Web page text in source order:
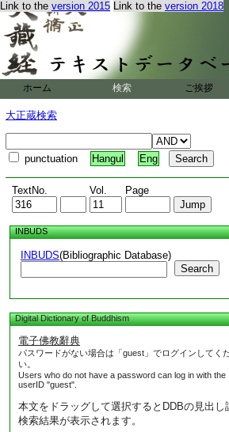
Link to the version 2015 Link to the version 2018
ホーム 検索 ご挨拶
大正蔵検索
punctuation Hangul Eng
TextNo. Vol. Page
INBUDS
INBUDS(Bibliographic Database)
Search
Digital Dictionary of Buddhism
電子佛教辭典
パスワードがない場合は「guest」でログインしてく
い。
Users who do not have a password can log in with the
userID "guest".
本文をドラッグして選択するとDDBの見出し
検索結果が表示されます。